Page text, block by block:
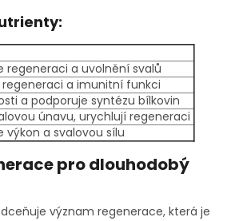
regeneraci a uvolnění svalů
regeneraci a imunitní funkci
a podporuje syntézu bílkovin
únavu, urychlují regeneraci
výkon a svalovou sílu
pro dlouhodobý
význam regenerace, která je